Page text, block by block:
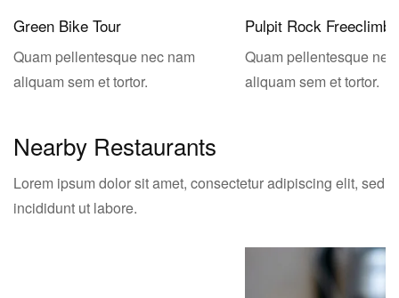
Green Bike Tour
Quam pellentesque nec nam
aliquam sem et tortor.
Pulpit Rock
Quam pellentesque nec
aliquam sem et tortor.
Nearby Restaurants
Lorem ipsum dolor sit amet, consectetur adipiscing elit, sed
incididunt ut labore.